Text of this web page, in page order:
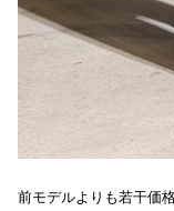
前モデルよりも若干価